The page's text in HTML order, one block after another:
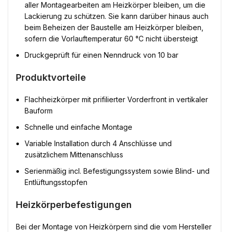
aller Montagearbeiten am Heizkörper bleiben, um die
Lackierung zu schützen. Sie kann darüber hinaus auch
beim Beheizen der Baustelle am Heizkörper bleiben,
sofern die Vorlauftemperatur 60 °C nicht übersteigt
Druckgeprüft für einen Nenndruck von 10 bar
Produktvorteile
Flachheizkörper mit prifilierter Vorderfront in vertikaler
Bauform
Schnelle und einfache Montage
Variable Installation durch 4 Anschlüsse und
zusätzlichem Mittenanschluss
Serienmäßig incl. Befestigungssystem sowie Blind- und
Entlüftungsstopfen
Heizkörperbefestigungen
Bei der Montage von Heizkörpern sind die vom Hersteller